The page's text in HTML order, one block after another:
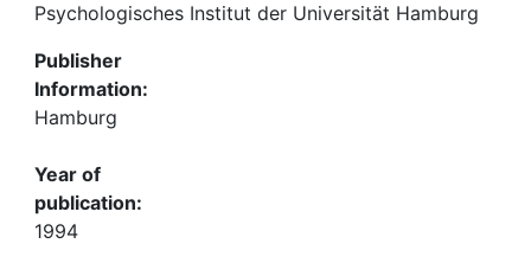
Psychologisches Institut der Universität Hamburg
Publisher
Information:
Hamburg
Year of
publication:
1994